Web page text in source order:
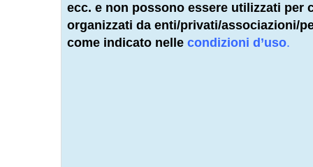
ecc. e non possono essere utilizzati
organizzati da enti/privati/associazioni/
come indicato nelle condizioni d’uso.